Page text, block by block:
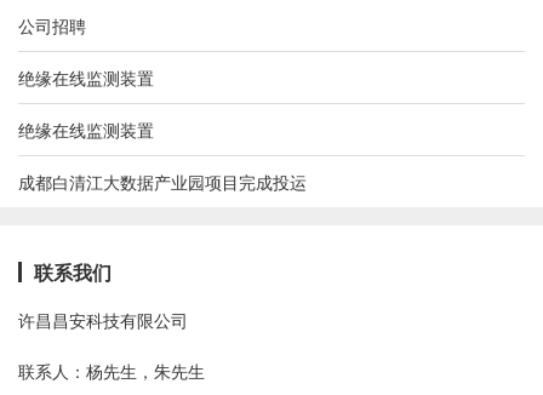
公司招聘
绝缘在线监测装置
绝缘在线监测装置
成都白清江大数据产业园项目完成投运
联系我们
许昌昌安科技有限公司
联系人：杨先生，朱先生